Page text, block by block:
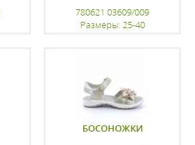
780621 03609/009
Размеры: 25-40
БОСОНОЖКИ